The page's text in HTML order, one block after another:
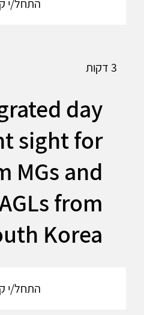
התחל/י
3 דקות
day
sight for
MGs and
from
Korea
התחל/י